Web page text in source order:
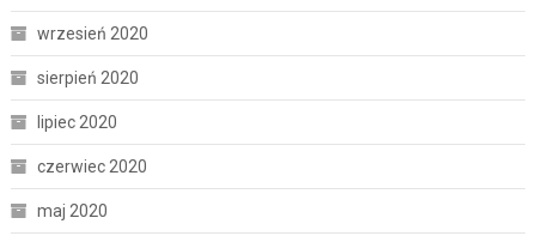
wrzesień 2020
sierpień 2020
lipiec 2020
czerwiec 2020
maj 2020